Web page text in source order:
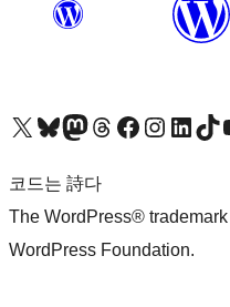
X(이전 트위터) 계정 방문하기블루스카이 계정 방문하기마스토돈 계정 방문하기스레드 계정 방문하기 페이스북 페이지 방문하기인스타그램 계정 방문하기 LinkedIn 계정 방문하기틱톡 계정 방문하기유
코드는 詩다
The WordPress®
WordPress Foundation.